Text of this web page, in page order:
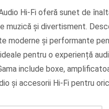
Hi-Fi oferă sunet de
muzică și divertisment.
moderne și performante
pentru o experiență
include boxe,
și accesorii Hi-Fi pentru